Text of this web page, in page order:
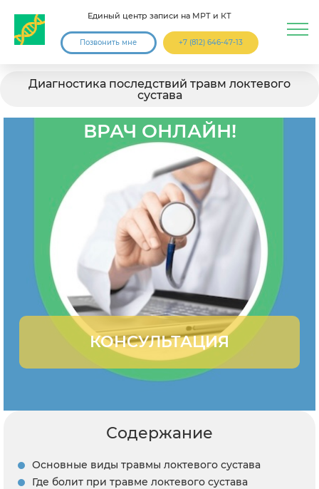
Единый центр записи на МРТ и КТ
Позвонить мне +7 (812) 646-47-13
Диагностика последствий травм локтевого
сустава
КОНСУЛЬТАЦИЯ
ВРАЧ ОНЛАЙН!
Содержание
Основные виды травмы локтевого сустава
Где болит при травме локтевого сустава